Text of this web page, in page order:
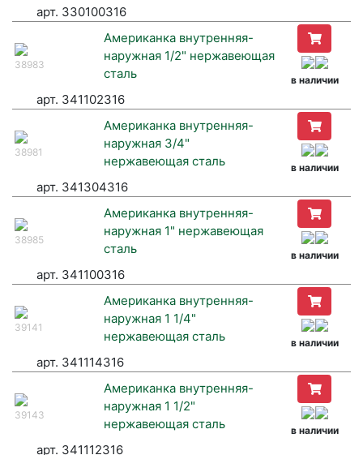
арт. 330100316
38983
Американка внутренняя-
наружная 1/2" нержавеющая
сталь
в наличии
арт. 341102316
38981
Американка внутренняя-
наружная 3/4"
нержавеющая сталь
в наличии
арт. 341304316
38985
Американка внутренняя-
наружная 1" нержавеющая
сталь
в наличии
арт. 341100316
39141
Американка внутренняя-
наружная 1 1/4"
нержавеющая сталь
в наличии
арт. 341114316
39143
Американка внутренняя-
наружная 1 1/2"
нержавеющая сталь
в наличии
арт. 341112316